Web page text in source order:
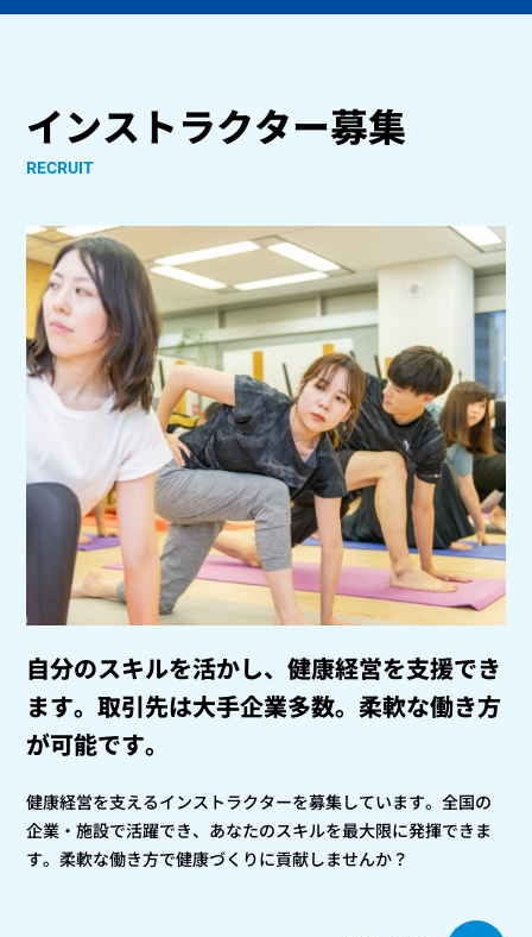
インストラクター募集
RECRUIT
自分のスキルを活かし、健康経営を支援でき
ます。取引先は大手企業多数。柔軟な働き方
が可能です。
健康経営を支えるインストラクターを募集しています。全国の
企業・施設で活躍でき、あなたのスキルを最大限に発揮できま
す。柔軟な働き方で健康づくりに貢献しませんか？